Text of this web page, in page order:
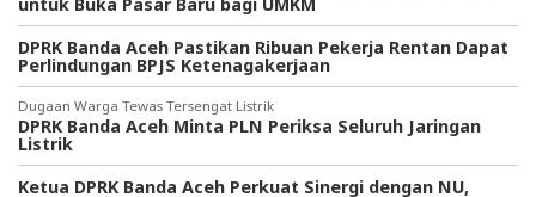
DPRK Banda Aceh Pastikan Ribuan Pekerja Rentan Dapat
Perlindungan BPJS Ketenagakerjaan
Dugaan Warga Tewas Tersengat Listrik
DPRK Banda Aceh Minta PLN Periksa Seluruh Jaringan
Listrik
Ketua DPRK Banda Aceh Perkuat Sinergi dengan NU,